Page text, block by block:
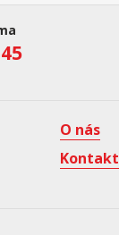
O nás
Kontakt